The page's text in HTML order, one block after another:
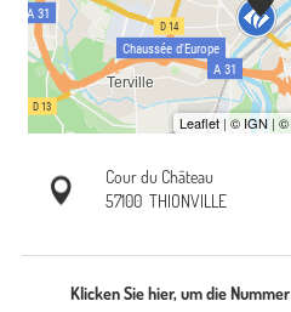
Cour du Château
57100 THIONVILLE
Klicken Sie hier, um die Nummer